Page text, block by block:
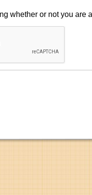
whether or not you are